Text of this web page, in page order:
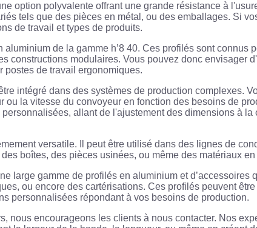
option polyvalente offrant une grande résistance à
tels que des pièces en métal, ou des emballages. Si
de travail et types de produits.
de la gamme h’8 40. Ces profilés sont
constructions modulaires. Vous pouvez donc envisager
postes de travail ergonomiques.
intégré dans des systèmes de production complexes.
la vitesse du convoyeur en fonction des besoins de
allant de l'ajustement des dimensions à
versatile. Il peut être utilisé dans des lignes de
boîtes, des pièces usinées, ou même des matériaux
large gamme de profilés en aluminium et
ou encore des cartérisations. Ces profilés peuvent
personnalisées répondant à vos besoins de production.
nous encourageons les clients à nous contacter. Nos